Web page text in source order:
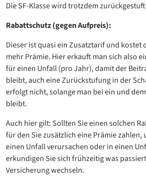
Die SF-Klasse wird trotzdem
Rabattschutz (gegen Aufpreis):
Dieser ist quasi ein Zusatztarif und kostet
mehr Prämie. Hier erkauft man sich also
für einen Unfall (pro Jahr), damit der
bleibt, auch eine Zurückstufung in der
erfolgt nicht, solange man bei ein und
bleibt.
Auch hier gilt: Sollten Sie einen solchen
für den Sie zusätzlich eine Prämie
einen Unfall verursachen oder in einen
erkundigen Sie sich frühzeitig was
Versicherung wechseln.